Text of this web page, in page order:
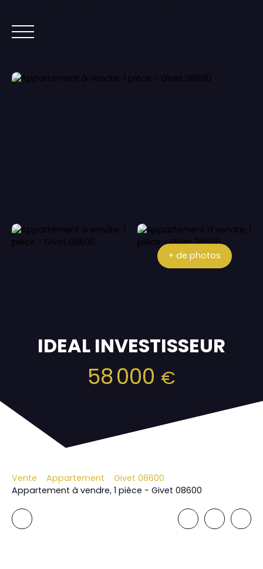
ACCUEIL ACHETER IMMOBILIER NEUF
+ de photos
IDEAL INVESTISSEUR
58 000 €
Vente Appartement
Givet 08600
Appartement à vendre, 1 pièce - Givet 08600